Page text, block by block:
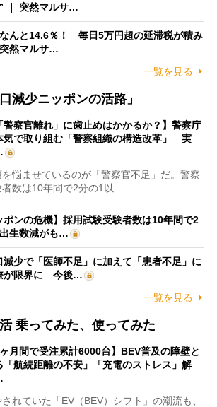
｜ 突然マルサ…
なんと14.6％！ 毎日5万円超の延滞税が積み
突然マルサ…
一覧を見る
減少ニッポンの活路」
警察官離れ」に歯止めはかかるか？】警察庁
気で取り組む「警察組織の構造改革」 実
悩ませているのが「警察官不足」だ。警察
数は10年間で2分の1以…
ポンの危機】採用試験受験者数は10年間で2
生数減がも…
減少で「医師不足」に加えて「患者不足」に
が限界に 今後…
一覧を見る
乗ってみた、使ってみた
ヶ月間で受注累計6000台】BEV普及の障壁と
「航続距離の不安」「充電のストレス」解
れていた「EV（BEV）シフト」の潮流も、